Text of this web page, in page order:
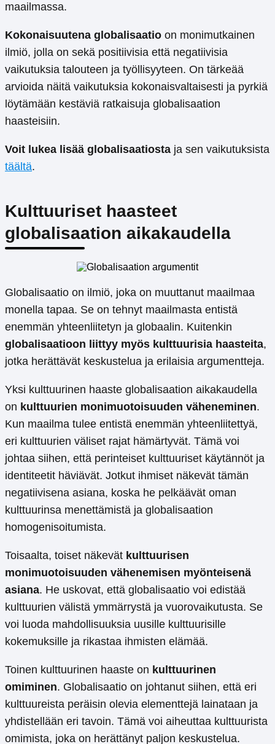
maailmassa.
Kokonaisuutena globalisaatio on monimutkainen
ilmiö, jolla on sekä positiivisia että negatiivisia
vaikutuksia talouteen ja työllisyyteen. On tärkeää
arvioida näitä vaikutuksia kokonaisvaltaisesti ja pyrkiä
löytämään kestäviä ratkaisuja globalisaation
haasteisiin.
Voit lukea lisää globalisaatiosta ja sen vaikutuksista
täältä.
Kulttuuriset haasteet
globalisaation aikakaudella
Globalisaatio on ilmiö, joka on muuttanut maailmaa
monella tapaa. Se on tehnyt maailmasta entistä
enemmän yhteenliitetyn ja globaalin. Kuitenkin
globalisaatioon liittyy myös kulttuurisia haasteita,
jotka herättävät keskustelua ja erilaisia ​​argumentteja.
Yksi kulttuurinen haaste globalisaation aikakaudella
on kulttuurien monimuotoisuuden väheneminen.
Kun maailma tulee entistä enemmän yhteenliitettyä,
eri kulttuurien väliset rajat hämärtyvät. Tämä voi
johtaa siihen, että perinteiset kulttuuriset käytännöt ja
identiteetit häviävät. Jotkut ihmiset näkevät tämän
negatiivisena asiana, koska he pelkäävät oman
kulttuurinsa menettämistä ja globalisaation
homogenisoitumista.
Toisaalta, toiset näkevät kulttuurisen
monimuotoisuuden vähenemisen myönteisenä
asiana. He uskovat, että globalisaatio voi edistää
kulttuurien välistä ymmärrystä ja vuorovaikutusta. Se
voi luoda mahdollisuuksia uusille kulttuurisille
kokemuksille ja rikastaa ihmisten elämää.
Toinen kulttuurinen haaste on kulttuurinen
omiminen. Globalisaatio on johtanut siihen, että eri
kulttuureista peräisin olevia elementtejä lainataan ja
yhdistellään eri tavoin. Tämä voi aiheuttaa kulttuurista
omimista, joka on herättänyt paljon keskustelua.